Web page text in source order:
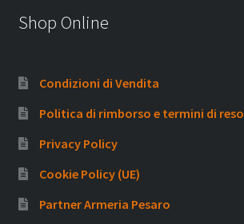
Shop Online
Condizioni di Vendita
Politica di rimborso e termini di reso
Privacy Policy
Cookie Policy (UE)
Partner Armeria Pesaro